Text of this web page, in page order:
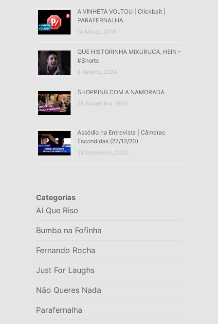
A VINHETA VOLTOU | Clickbait |
PARAFERNALHA
14 Março, 2018
QUE HISTORINHA MIXURUCA, HEIN –
#Shorts
2 Janeiro, 2024
SHOPPING COM A NAMORADA
25 Novembro, 2015
Assédio na Entrevista | Câmeras
Escondidas (27/12/20)
28 Dezembro, 2020
Categorias
AI Que Riso
Bumba na Fofinha
Fernando Rocha
Just For Laughs
Não Queres Nada
Parafernalha